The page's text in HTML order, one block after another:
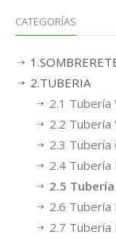
CATEGORÍAS
2.TUBERIA
2.1
2.2
2.3 Tubería
2.4 Tubería
2.5
2.6
2.7 Tubería